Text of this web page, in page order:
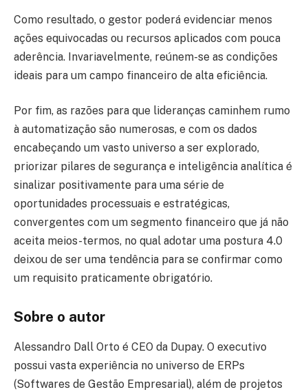
Como resultado, o gestor poderá evidenciar menos
ações equivocadas ou recursos aplicados com pouca
aderência. Invariavelmente, reúnem-se as condições
ideais para um campo financeiro de alta eficiência.
Por fim, as razões para que lideranças caminhem rumo
à automatização são numerosas, e com os dados
encabeçando um vasto universo a ser explorado,
priorizar pilares de segurança e inteligência analítica é
sinalizar positivamente para uma série de
oportunidades processuais e estratégicas,
convergentes com um segmento financeiro que já não
aceita meios-termos, no qual adotar uma postura 4.0
deixou de ser uma tendência para se confirmar como
um requisito praticamente obrigatório.
Sobre o autor
Alessandro Dall Orto é CEO da Dupay. O executivo
possui vasta experiência no universo de ERPs
(Softwares de Gestão Empresarial), além de projetos